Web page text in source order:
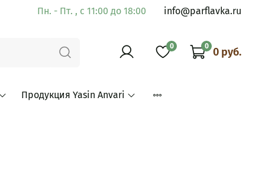
Пн. - Пт. , с 11:00 до 18:00 info@parflavka.ru
0 0 0 руб.
Продукция Yasin Anvari